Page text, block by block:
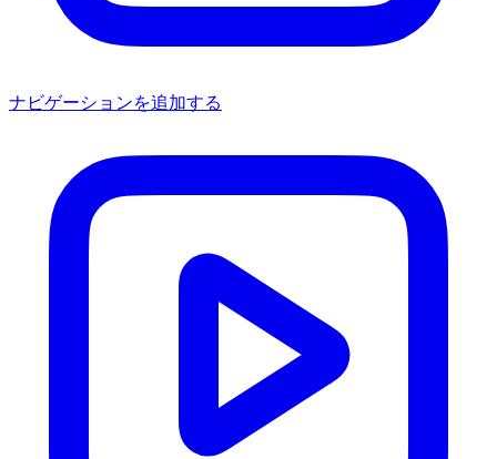
ナビゲーションを追加する